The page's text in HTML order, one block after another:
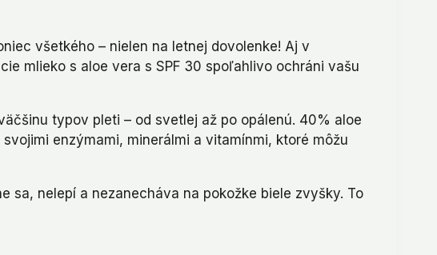
všetkého – nielen na letnej dovolenke! Aj v
mlieko s aloe vera s SPF 30 spoľahlivo ochráni vašu
typov pleti – od svetlej až po opálenú. 40% aloe
enzýmami, minerálmi a vitamínmi, ktoré môžu
nelepí a nezanecháva na pokožke biele zvyšky. To